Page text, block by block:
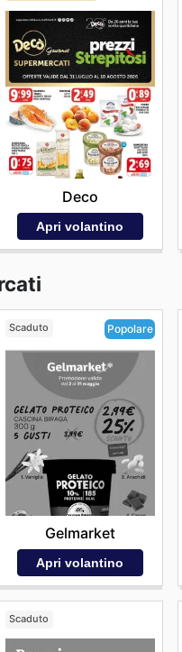
Deco
Apri volantino
Scaduto Popolare
Gelmarket
Apri volantino
Scaduto